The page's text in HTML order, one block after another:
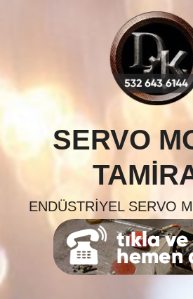
SERVO
ENDÜSTRIYEL SERVO